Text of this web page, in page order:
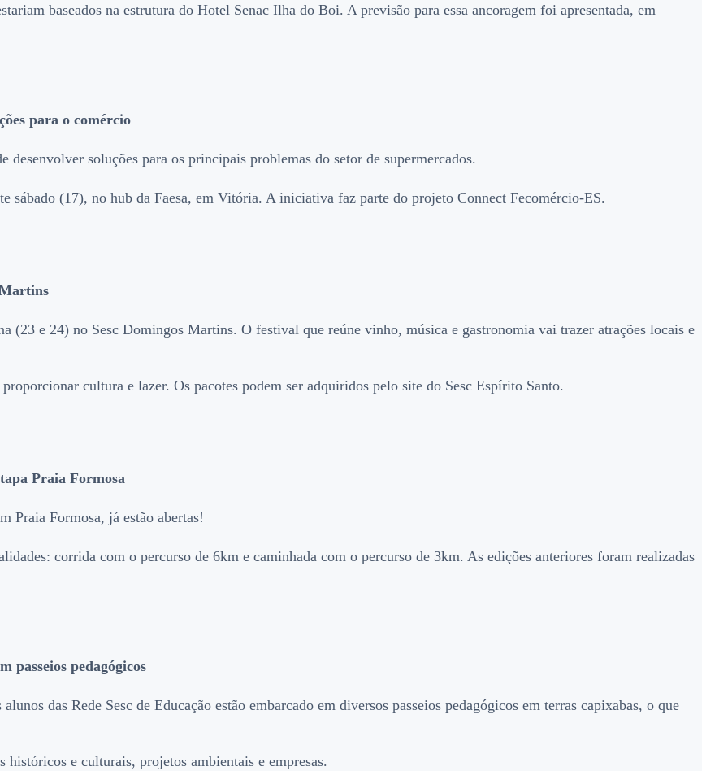
baseados na estrutura do Hotel Senac Ilha do Boi. A previsão para essa ancoragem foi apresentada, em
para o comércio
desenvolver soluções para os principais problemas do setor de supermercados.
sábado (17), no hub da Faesa, em Vitória. A iniciativa faz parte do projeto Connect Fecomércio-ES.
(23 e 24) no Sesc Domingos Martins. O festival que reúne vinho, música e gastronomia vai trazer atrações locais e
cultura e lazer. Os pacotes podem ser adquiridos pelo site do Sesc Espírito Santo.
Praia Formosa
Praia Formosa, já estão abertas!
corrida com o percurso de 6km e caminhada com o percurso de 3km. As edições anteriores foram realizadas
passeios pedagógicos
das Rede Sesc de Educação estão embarcado em diversos passeios pedagógicos em terras capixabas, o que
históricos e culturais, projetos ambientais e empresas.